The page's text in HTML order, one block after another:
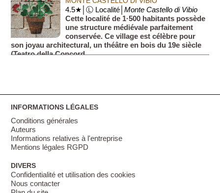
4.5★│Ⓛ Localité│Monte Castello di Vibio
Cette localité de 1·500 habitants possède
une structure médiévale parfaitement
conservée. Ce village est célèbre pour
son joyau architectural, un théâtre en bois du 19e siècle
(Teatro della Concord...
INFORMATIONS LÉGALES
Conditions générales
Auteurs
Informations relatives à l'entreprise
Mentions légales RGPD
DIVERS
Confidentialité et utilisation des cookies
Nous contacter